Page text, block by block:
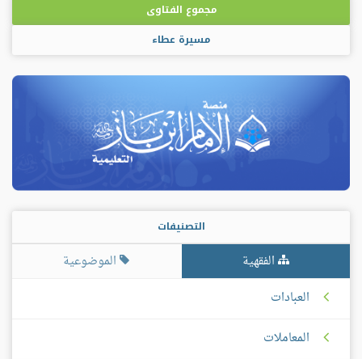
مجموع الفتاوى
مسيرة عطاء
التصنيفات
الفقهية
الموضوعية
العبادات
المعاملات